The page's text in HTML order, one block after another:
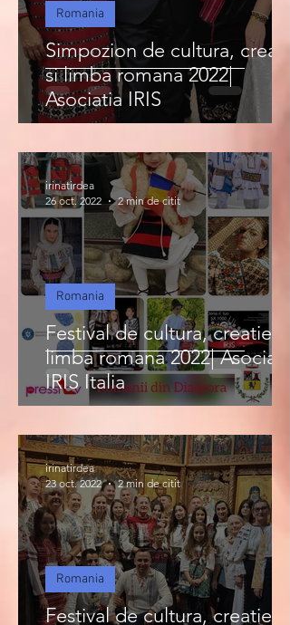
Simpozion de cultura, creatie
si limba romana 2022|
Asociatia IRIS
Romania
Festival de cultura, creatie si
limba romana 2022| Asociatia
IRIS Italia
Romania
irinatirdea
26 oct. 2022
2 min de citit
Festival de cultura, creatie si
Romania
irinatirdea
23 oct. 2022
2 min de citit